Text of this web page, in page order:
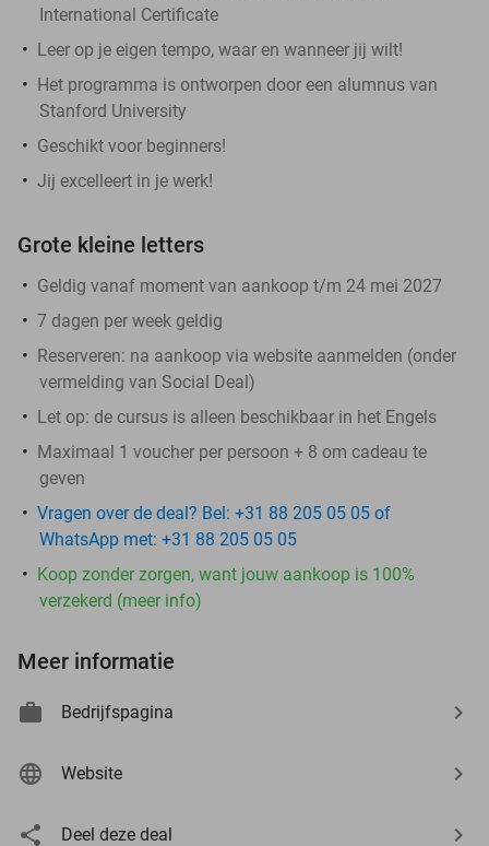
International Certificate
Leer op je eigen tempo, waar en wanneer jij wilt!
Het programma is ontworpen door een alumnus van
Stanford University
Geschikt voor beginners!
Jij excelleert in je werk!
Grote kleine letters
Geldig vanaf moment van aankoop t/m 24 mei 2027
7 dagen per week geldig
Reserveren: na aankoop via website aanmelden (onder
vermelding van Social Deal)
Let op: de cursus is alleen beschikbaar in het Engels
Maximaal 1 voucher per persoon + 8 om cadeau te
geven
Vragen over de deal? Bel: +31 88 205 05 05 of
WhatsApp met: +31 88 205 05 05
Koop zonder zorgen, want jouw aankoop is 100%
verzekerd (meer info)
Meer informatie
Bedrijfspagina
Website
Deel deze deal